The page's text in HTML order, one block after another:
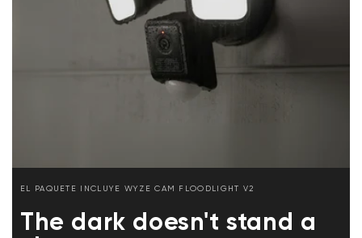
Package Dimension: 153mm x 155mm x
Package Weight: 1.39 lbs
Foco Wyze Cam v2
Color: Blanco o Negro
2800 lúmenes totales de brillo
Temperatura de color de 5000 K
Regulable: Sí
1x Kit de tornillos de montaje
1x cinta de espuma
1x Guía de inicio rápido
1x tornillo de tierra
1x tornillo para reflector
1x tapón de goma
EL PAQUETE INCLUYE WYZE CAM FLOODLIGHT V2
The dark doesn't stand a